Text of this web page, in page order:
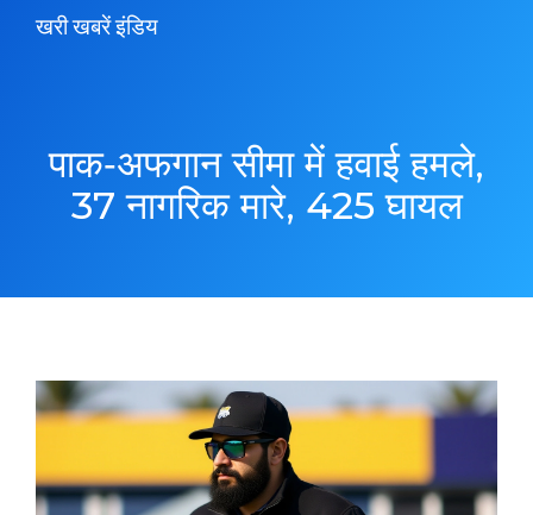
खरी खबरें इंडिय
पाक‑अफगान सीमा में हवाई हमले,
37 नागरिक मारे, 425 घायल